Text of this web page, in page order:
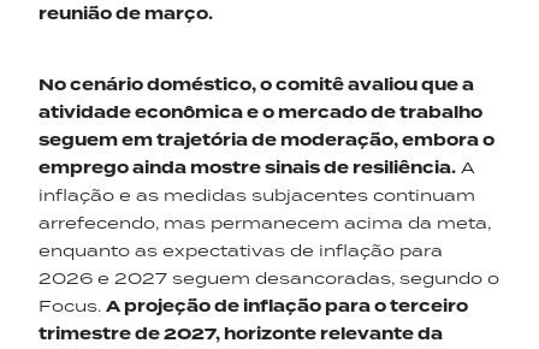
reunião de março.
No cenário doméstico, o comitê avaliou que a
atividade econômica e o mercado de trabalho
seguem em trajetória de moderação, embora o
emprego ainda mostre sinais de resiliência. A
inflação e as medidas subjacentes continuam
arrefecendo, mas permanecem acima da meta,
enquanto as expectativas de inflação para
2026 e 2027 seguem desancoradas, segundo o
Focus. A projeção de inflação para o terceiro
trimestre de 2027, horizonte relevante da